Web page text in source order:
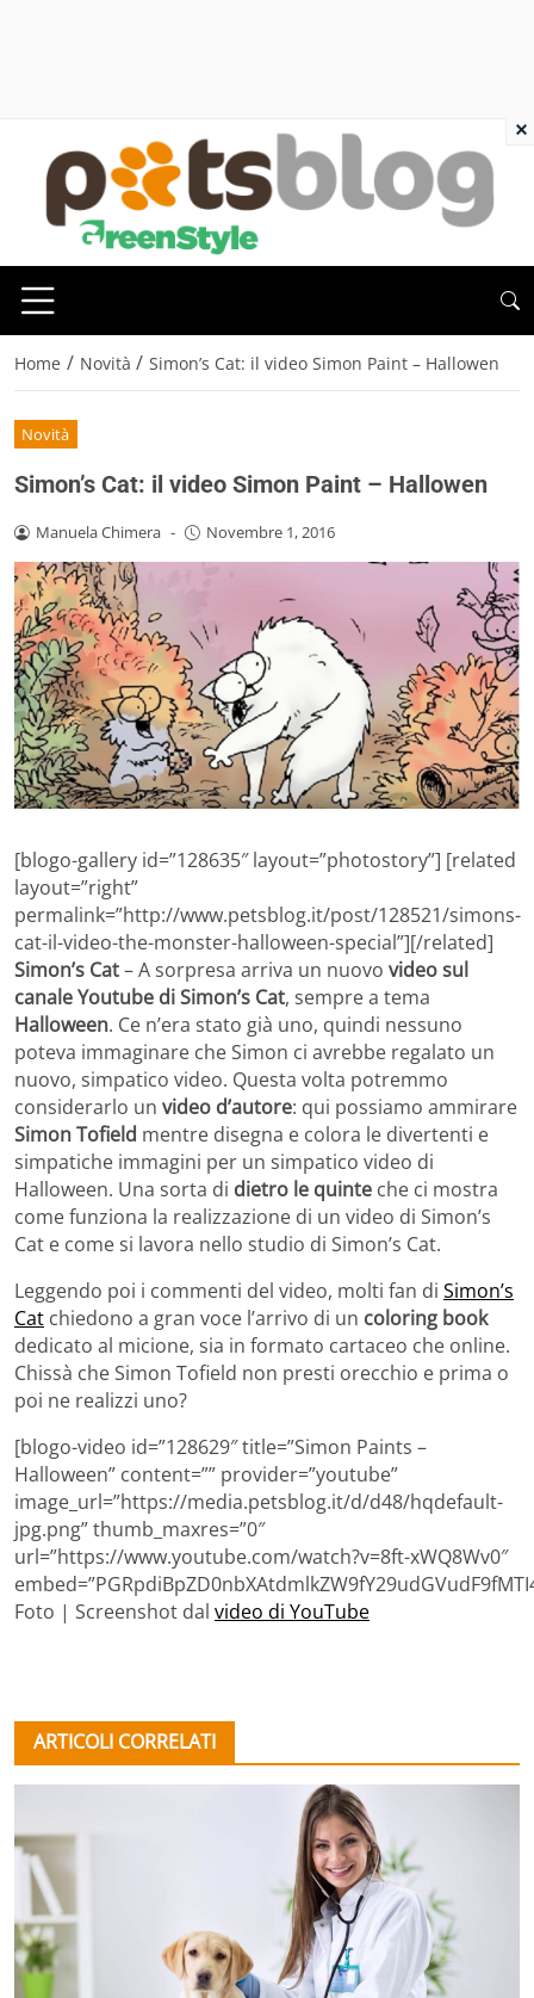
Home / Novità / Simon’s Cat: il video Simon Paint – Hallowen
Novità
Simon’s Cat: il video Simon Paint – Hallowen
Manuela Chimera - Novembre 1, 2016
[blogo-gallery id=”128635″ layout=”photostory”] [related
layout=”right”
permalink=”http://www.petsblog.it/post/128521/simons-
cat-il-video-the-monster-halloween-special”][/related]
Simon’s Cat– A sorpresa arriva un nuovo video sul
canale Youtube di Simon’s Cat, sempre a tema
Halloween. Ce n’era stato già uno, quindi nessuno
poteva immaginare che Simon ci avrebbe regalato un
nuovo, simpatico video. Questa volta potremmo
considerarlo un video d’autore: qui possiamo ammirare
Simon Tofield mentre disegna e colora le divertenti e
simpatiche immagini per un simpatico video di
Halloween. Una sorta di dietro le quinte che ci mostra
come funziona la realizzazione di un video di Simon’s
Cat e come si lavora nello studio di Simon’s Cat.
Leggendo poi i commenti del video, molti fan di Simon’s
Cat chiedono a gran voce l’arrivo di un coloring book
dedicato al micione, sia in formato cartaceo che online.
Chissà che Simon Tofield non presti orecchio e prima o
poi ne realizzi uno?
[blogo-video id=”128629″ title=”Simon Paints –
Halloween” content=”” provider=”youtube”
image_url=”https://media.petsblog.it/d/d48/hqdefault-
jpg.png” thumb_maxres=”0″
url=”https://www.youtube.com/watch?v=8ft-xWQ8Wv0″
Foto | Screenshot dal video di YouTube
ARTICOLI CORRELATI
×